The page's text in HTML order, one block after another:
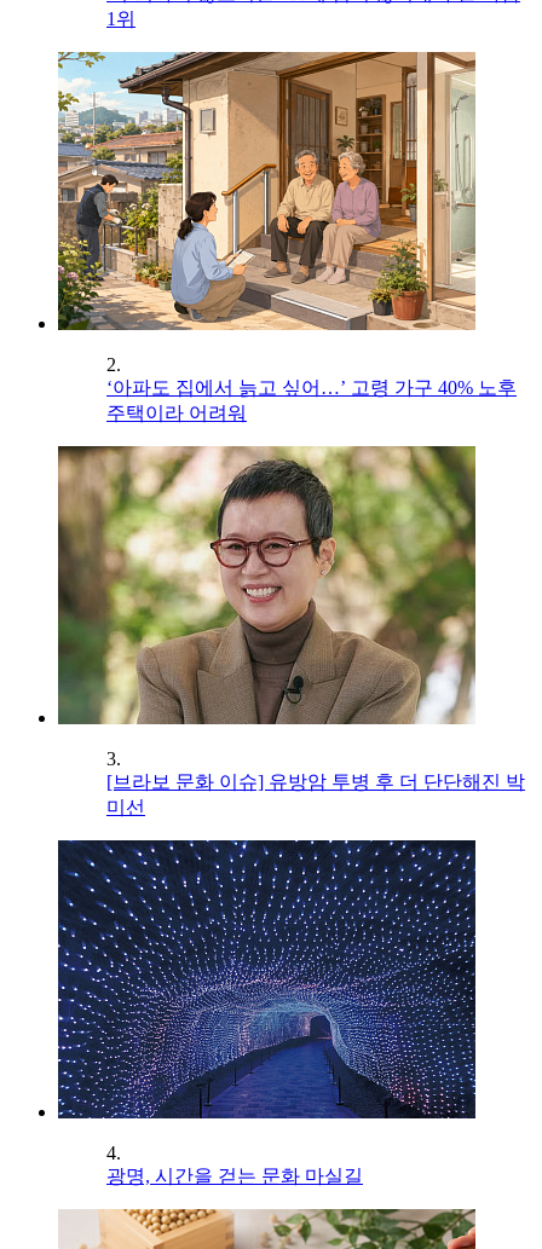
1위
2.
‘아파도 집에서 늙고 싶어…’ 고령 가구 40% 노후
주택이라 어려워
3.
[브라보 문화 이슈] 유방암 투병 후 더 단단해진 박
미선
4.
광명, 시간을 걷는 문화 마실길